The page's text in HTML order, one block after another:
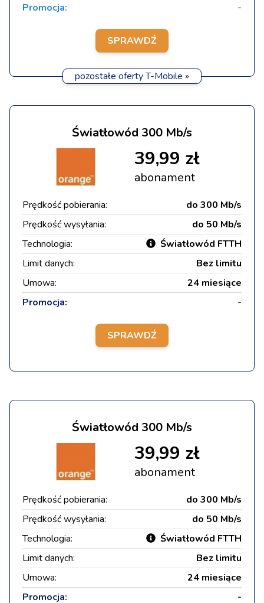
Promocja: -
SPRAWDŹ
pozostałe oferty T-Mobile »
Światłowód 300 Mb/s
39,99 zł
abonament
Prędkość pobierania:
do 300 Mb/s
Prędkość wysyłania:
do 50 Mb/s
Technologia:
Światłowód FTTH
Limit danych:
Bez limitu
Umowa:
24 miesiące
Promocja:
-
SPRAWDŹ
Światłowód 300 Mb/s
39,99 zł
abonament
Prędkość pobierania:
do 300 Mb/s
Prędkość wysyłania:
do 50 Mb/s
Technologia:
Światłowód FTTH
Limit danych:
Bez limitu
Umowa:
24 miesiące
Promocja:
-